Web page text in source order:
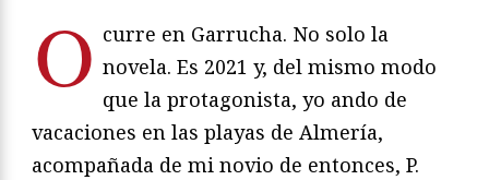
O curre en Garrucha. No solo la
novela. Es 2021 y, del mismo modo
que la protagonista, yo ando de
vacaciones en las playas de Almería,
acompañada de mi novio de entonces, P.